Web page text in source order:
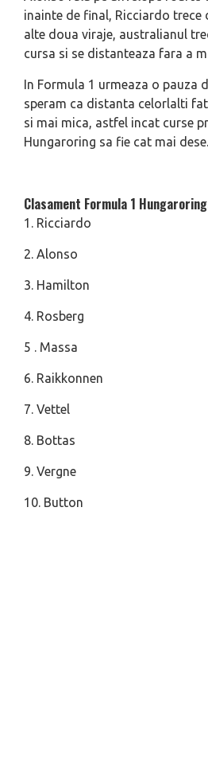
inainte de final, Ricciardo trece
alte doua viraje, australianul
cursa si se distanteaza fara a
In Formula 1 urmeaza o pauza
speram ca distanta celorlalti
si mai mica, astfel incat curse
Hungaroring sa fie cat mai dese.
Clasament Formula 1
1. Ricciardo
2. Alonso
3. Hamilton
4. Rosberg
5 . Massa
6. Raikkonnen
7. Vettel
8. Bottas
9. Vergne
10. Button